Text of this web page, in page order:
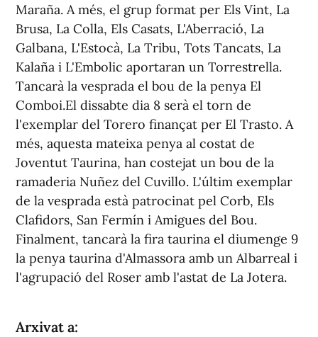
Maraña. A més, el grup format per Els Vint, La
Brusa, La Colla, Els Casats, L'Aberració, La
Galbana, L'Estocà, La Tribu, Tots Tancats, La
Kalaña i L'Embolic aportaran un Torrestrella.
Tancarà la vesprada el bou de la penya El
Comboi.El dissabte dia 8 serà el torn de
l'exemplar del Torero finançat per El Trasto. A
més, aquesta mateixa penya al costat de
Joventut Taurina, han costejat un bou de la
ramaderia Nuñez del Cuvillo. L'últim exemplar
de la vesprada està patrocinat pel Corb, Els
Clafidors, San Fermín i Amigues del Bou.
Finalment, tancarà la fira taurina el diumenge 9
la penya taurina d'Almassora amb un Albarreal i
l'agrupació del Roser amb l'astat de La Jotera.
Arxivat a: